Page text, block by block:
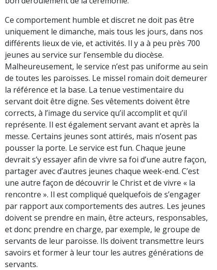
Ce comportement humble et discret ne doit pas être
uniquement le dimanche, mais tous les jours, dans nos
différents lieux de vie, et activités. Il y a à peu près 700
jeunes au service sur l’ensemble du diocèse.
Malheureusement, le service n’est pas uniforme au sein
de toutes les paroisses. Le missel romain doit demeurer
la référence et la base. La tenue vestimentaire du
servant doit être digne. Ses vêtements doivent être
corrects, à l’image du service qu’il accomplit et qu’il
représente. Il est également servant avant et après la
messe. Certains jeunes sont attirés, mais n’osent pas
pousser la porte. Le service est fun. Chaque jeune
devrait s’y essayer afin de vivre sa foi d’une autre façon,
partager avec d’autres jeunes chaque week-end. C’est
une autre façon de découvrir le Christ et de vivre « la
rencontre ». Il est compliqué quelquefois de s’engager
par rapport aux comportements des autres. Les jeunes
doivent se prendre en main, être acteurs, responsables,
et donc prendre en charge, par exemple, le groupe de
servants de leur paroisse. Ils doivent transmettre leurs
savoirs et former à leur tour les autres générations de
servants.